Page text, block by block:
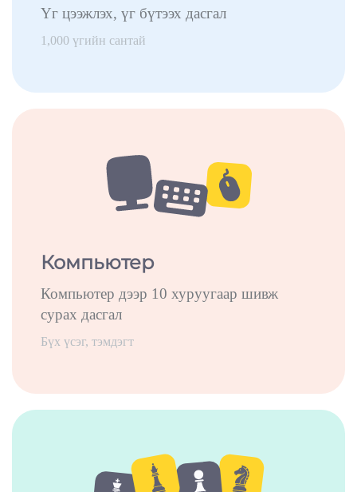
Үг цээжлэх, үг бүтээх дасгал
1,000 үгийн сантай
Компьютер
Компьютер дээр 10 хуруугаар шивж
сурах дасгал
Бүх үсэг, тэмдэгт